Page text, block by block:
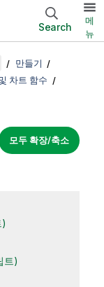
Search
메
뉴
만들기
차트 함수
모두 확장/축소
트)